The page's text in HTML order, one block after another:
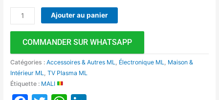
Ajouter au panier
COMMANDER SUR WHATSAPP
Catégories :Accessoires & Autres ML Électronique ML
Maison &
Intérieur ML
,TV Plasma ML
Étiquette : MALI